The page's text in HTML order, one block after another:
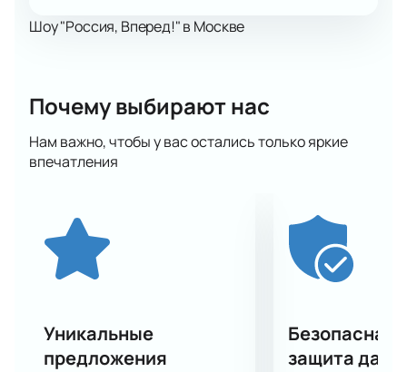
Шоу "Россия, Вперед!" в Москве
Почему выбирают нас
Нам важно, чтобы у вас остались только яркие
впечатления
Уникальные
предложения
Безопасная
защита